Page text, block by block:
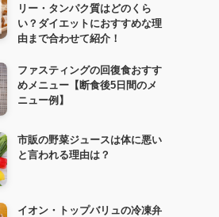
リー・タンパク質はどのくら
い？ダイエットにおすすめな理
由まで合わせて紹介！
ファスティングの回復食おすす
めメニュー【断食後5日間のメ
ニュー例】
市販の野菜ジュースは体に悪い
と言われる理由は？
イオン・トップバリュの冷凍弁